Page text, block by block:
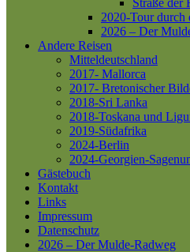
Straße der
2020-Tour durch
2026 – Der
Andere Reisen
Mitteldeutschland
2017- Mallorca
2017- Bretonischer
2018-Sri Lanka
2018-Toskana und
2019-Südafrika
2024-Berlin
2024-Georgien-
Gästebuch
Kontakt
Links
Impressum
Datenschutz
2026 – Der Mulde-Radweg